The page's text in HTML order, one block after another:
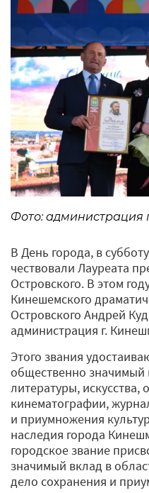
Фото: администрация
В День города, в
чествовали Лауреата
Островского. В этом
Кинешемского
Островского Андрей
администрация г.
Этого звания
общественно значимый
литературы, искусства,
кинематографии,
и приумножения
наследия города
городское звание
значимый вклад в
дело сохранения и